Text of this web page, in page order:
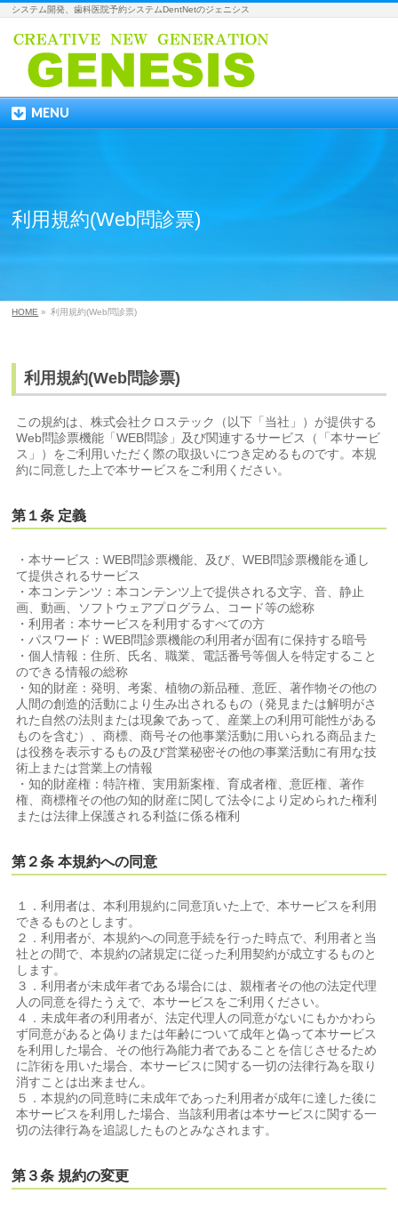
システム開発、歯科医院予約システムDentNetのジェニシス
MENU
利用規約(Web問診票)
HOME » 利用規約(Web問診票)
利用規約(Web問診票)
この規約は、株式会社クロステック（以下「当社」）が提供する
Web問診票機能「WEB問診」及び関連するサービス（「本サービ
ス」）をご利用いただく際の取扱いにつき定めるものです。本規
約に同意した上で本サービスをご利用ください。
第１条 定義
・本サービス：WEB問診票機能、及び、WEB問診票機能を通し
て提供されるサービス
・本コンテンツ：本コンテンツ上で提供される文字、音、静止
画、動画、ソフトウェアプログラム、コード等の総称
・利用者：本サービスを利用するすべての方
・パスワード：WEB問診票機能の利用者が固有に保持する暗号
・個人情報：住所、氏名、職業、電話番号等個人を特定すること
のできる情報の総称
・知的財産：発明、考案、植物の新品種、意匠、著作物その他の
人間の創造的活動により生み出されるもの（発見または解明がさ
れた自然の法則または現象であって、産業上の利用可能性がある
ものを含む）、商標、商号その他事業活動に用いられる商品また
は役務を表示するもの及び営業秘密その他の事業活動に有用な技
術上または営業上の情報
・知的財産権：特許権、実用新案権、育成者権、意匠権、著作
権、商標権その他の知的財産に関して法令により定められた権利
または法律上保護される利益に係る権利
第２条 本規約への同意
１．利用者は、本利用規約に同意頂いた上で、本サービスを利用
できるものとします。
２．利用者が、本規約への同意手続を行った時点で、利用者と当
社との間で、本規約の諸規定に従った利用契約が成立するものと
します。
３．利用者が未成年者である場合には、親権者その他の法定代理
人の同意を得たうえで、本サービスをご利用ください。
４．未成年者の利用者が、法定代理人の同意がないにもかかわら
ず同意があると偽りまたは年齢について成年と偽って本サービス
を利用した場合、その他行為能力者であることを信じさせるため
に詐術を用いた場合、本サービスに関する一切の法律行為を取り
消すことは出来ません。
５．本規約の同意時に未成年であった利用者が成年に達した後に
本サービスを利用した場合、当該利用者は本サービスに関する一
切の法律行為を追認したものとみなされます。
第３条 規約の変更